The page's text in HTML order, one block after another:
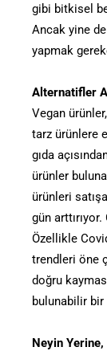
gibi bitkisel
Ancak yine
yapmak
Alternatifler
Vegan
tarz ürünlere
gıda
ürünler
ürünleri
gün
Özellikle
trendleri öne
doğru
bulunabilir bir
Neyin